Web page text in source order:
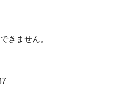
きません。